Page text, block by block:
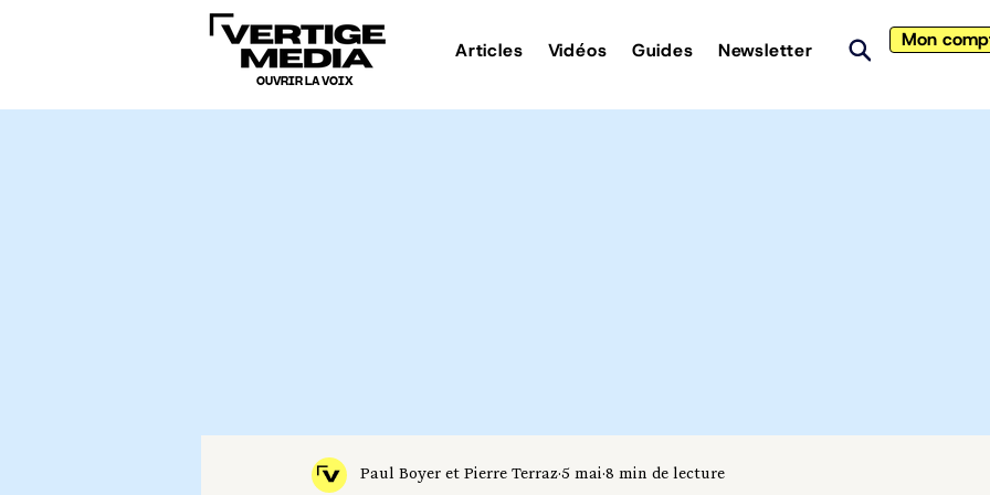
OUVRIR LA VOIX
Articles Vidéos Guides Newsletter Mon
Paul Boyer et Pierre Terraz 5 mai 8 min de lecture